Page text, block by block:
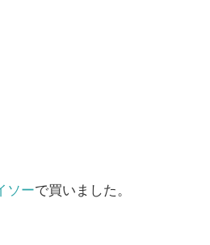
ーで買いました。